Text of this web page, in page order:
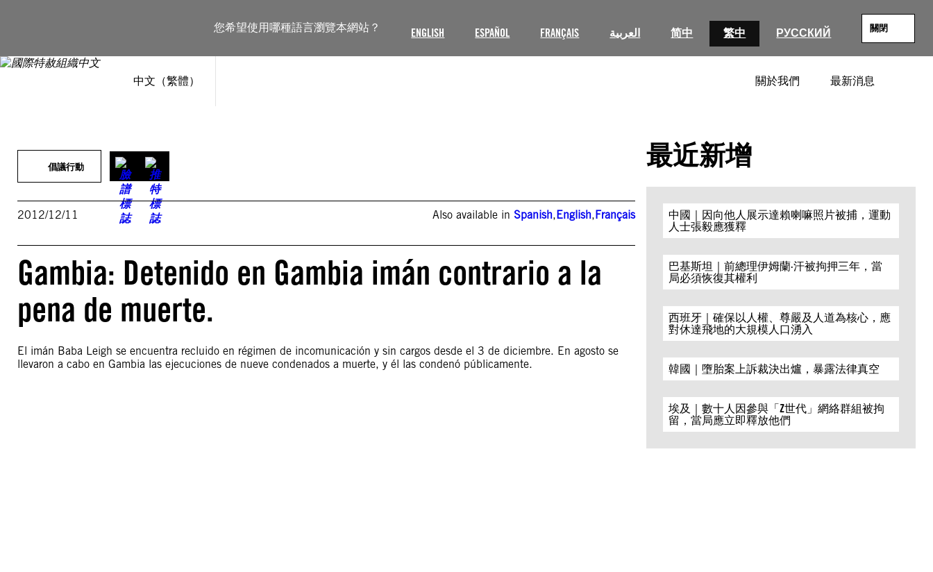
您希望使用哪種語言瀏覽本網站？ ENGLISH ESPAÑOL FRANÇAIS العربية 简中 繁中 РУССКИЙ 關閉
中文（繁體） 關於我們 最新消息
內
倡議行動
2012/12/11 Also available inSpanish,English,Français
Gambia: Detenido en Gambia imán contrario a la
pena de muerte.
El imán Baba Leigh se encuentra recluido en régimen de incomunicación y sin cargos desde el 3 de diciembre. En agosto se
llevaron a cabo en Gambia las ejecuciones de nueve condenados a muerte, y él las condenó públicamente.
最近新增
中國｜因向他人展示達賴喇嘛照片被捕，運動
人士張毅應獲釋
巴基斯坦｜前總理伊姆蘭·汗被拘押三年，當
局必須恢復其權利
西班牙｜確保以人權、尊嚴及人道為核心，應
對休達飛地的大規模人口湧入
韓國｜墮胎案上訴裁決出爐，暴露法律真空
埃及｜數十人因參與「Z世代」網絡群組被拘
留，當局應立即釋放他們